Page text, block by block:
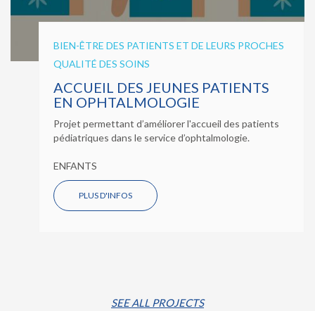
BIEN-ÊTRE DES PATIENTS ET DE LEURS PROCHES
QUALITÉ DES SOINS
ACCUEIL DES JEUNES PATIENTS
EN OPHTALMOLOGIE
Projet permettant d’améliorer l'accueil des patients
pédiatriques dans le service d’ophtalmologie.
ENFANTS
PLUS D'INFOS
SEE ALL PROJECTS